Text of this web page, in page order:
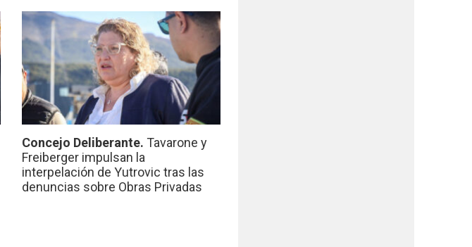
Concejo Deliberante. Tavarone y
Freiberger impulsan la
interpelación de Yutrovic tras las
denuncias sobre Obras Privadas